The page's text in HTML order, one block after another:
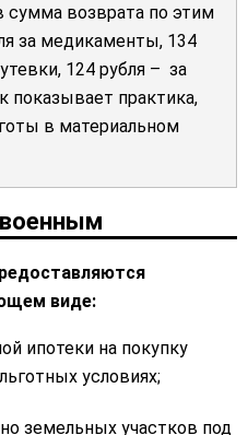
сумма возврата по этим
за медикаменты, 134
124 рубля – за
показывает практика,
в материальном
виде:
ипотеки на покупку
условиях;
земельных участков под